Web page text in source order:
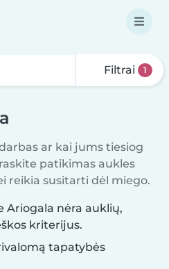
Filtrai 1
ar kai jums tiesiog
patikimas aukles
reikia susitarti dėl miego.
Ariogala nėra auklių,
kriterijus.
tapatybės